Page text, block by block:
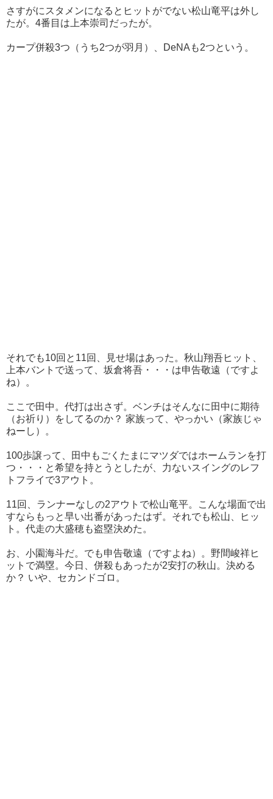
さすがにスタメンになるとヒットがでない松山竜平は外し
たが。4番目は上本崇司だったが。
カープ併殺3つ（うち2つが羽月）、DeNAも2つという。
それでも10回と11回、見せ場はあった。秋山翔吾ヒット、
上本バントで送って、坂倉将吾・・・は申告敬遠（ですよ
ね）。
ここで田中。代打は出さず。ベンチはそんなに田中に期待
（お祈り）をしてるのか？ 家族って、やっかい（家族じゃ
ねーし）。
100歩譲って、田中もごくたまにマツダではホームランを打
つ・・・と希望を持とうとしたが、力ないスイングのレフ
トフライで3アウト。
11回、ランナーなしの2アウトで松山竜平。こんな場面で出
すならもっと早い出番があったはず。それでも松山、ヒッ
ト。代走の大盛穂も盗塁決めた。
お、小園海斗だ。でも申告敬遠（ですよね）。野間峻祥ヒ
ットで満塁。今日、併殺もあったが2安打の秋山。決める
か？ いや、セカンドゴロ。